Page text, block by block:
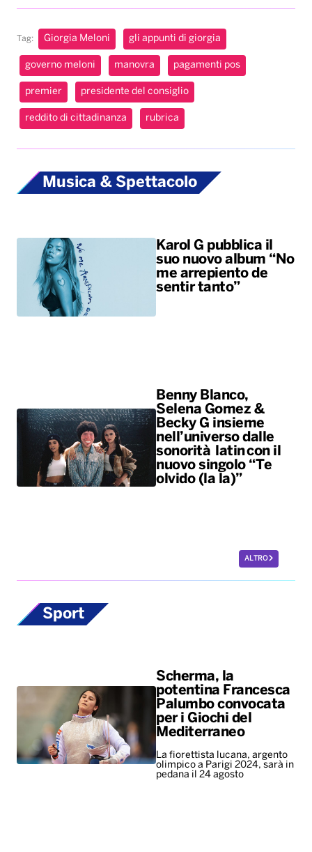
Tag: Giorgia Meloni gli appunti di giorgia
governo meloni manovra pagamenti pos
premier presidente del consiglio
reddito di cittadinanza rubrica
Musica & Spettacolo
Karol G pubblica il
suo nuovo album “No
me arrepiento de
sentir tanto”
Benny Blanco,
Selena Gomez &
Becky G insieme
nell’universo dalle
sonorità latin con il
nuovo singolo “Te
olvido (la la)”
ALTRO
Sport
Scherma, la
potentina Francesca
Palumbo convocata
per i Giochi del
Mediterraneo
La fiorettista lucana, argento
olimpico a Parigi 2024, sarà in
pedana il 24 agosto